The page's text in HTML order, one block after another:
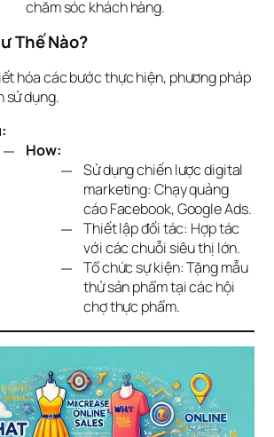
chăm sóc khách hàng.
Thế Nào?
hóa các bước thực hiện, phương pháp
sử dụng.
How:
Sử dụng chiến lược digital
marketing: Chạy quảng
cáo Facebook, Google Ads.
Thiết lập đối tác: Hợp tác
với các chuỗi siêu thị lớn.
Tổ chức sự kiện: Tặng mẫu
thử sản phẩm tại các hội
chợ thực phẩm.